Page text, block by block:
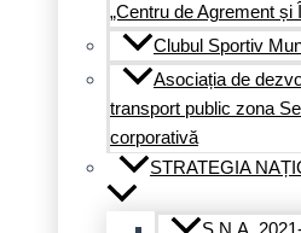
„Centru de Agrement și
Clubul Sportiv
Asociația de
transport public zona
corporativă
STRATEGIA
S.N.A.